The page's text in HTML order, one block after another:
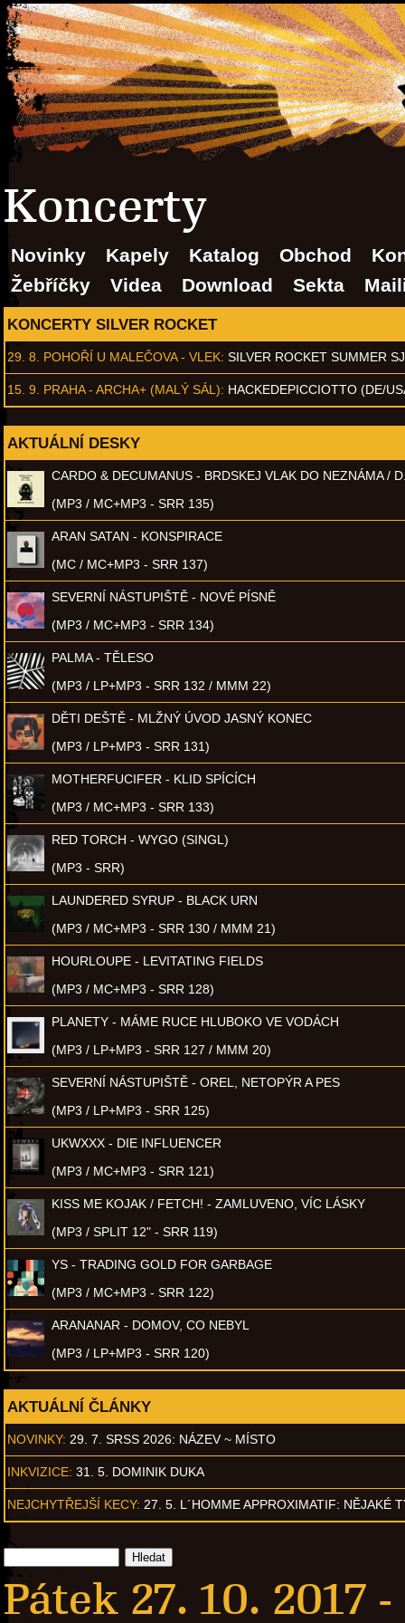
Koncerty
Novinky Kapely Katalog Obchod
Žebříčky
Videa Download Sekta
KONCERTY SILVER ROCKET
29. 8. POHOŘÍ U MALEČOVA - VLEK: SILVER ROCKET SUMMER
15. 9. PRAHA - ARCHA+ (MALÝ SÁL): HACKEDEPICCIOTTO (DE/
AKTUÁLNÍ DESKY
CARDO & DECUMANUS - BRDSKEJ VLAK DO NEZNÁMA /
(MP3 / MC+MP3 - SRR 135)
ARAN SATAN - KONSPIRACE
(MC / MC+MP3 - SRR 137)
SEVERNÍ NÁSTUPIŠTĚ - NOVÉ PÍSNĚ
(MP3 / MC+MP3 - SRR 134)
PALMA - TĚLESO
(MP3 / LP+MP3 - SRR 132 / MMM 22)
DĚTI DEŠTĚ - MLŽNÝ ÚVOD JASNÝ KONEC
(MP3 / LP+MP3 - SRR 131)
MOTHERFUCIFER - KLID SPÍCÍCH
(MP3 / MC+MP3 - SRR 133)
RED TORCH - WYGO (SINGL)
(MP3 - SRR)
LAUNDERED SYRUP - BLACK URN
(MP3 / MC+MP3 - SRR 130 / MMM 21)
HOURLOUPE - LEVITATING FIELDS
(MP3 / MC+MP3 - SRR 128)
PLANETY - MÁME RUCE HLUBOKO VE VODÁCH
(MP3 / LP+MP3 - SRR 127 / MMM 20)
SEVERNÍ NÁSTUPIŠTĚ - OREL, NETOPÝR A PES
(MP3 / LP+MP3 - SRR 125)
UKWXXX - DIE INFLUENCER
(MP3 / MC+MP3 - SRR 121)
KISS ME KOJAK / FETCH! - ZAMLUVENO, VÍC LÁSKY
(MP3 / SPLIT 12" - SRR 119)
YS - TRADING GOLD FOR GARBAGE
(MP3 / MC+MP3 - SRR 122)
ARANANAR - DOMOV, CO NEBYL
(MP3 / LP+MP3 - SRR 120)
AKTUÁLNÍ ČLÁNKY
NOVINKY: 29. 7. SRSS 2026: NÁZEV ~ MÍSTO
INKVIZICE: 31. 5. DOMINIK DUKA
NEJCHYTŘEJŠÍ KECY: 27. 5. L´HOMME APPROXIMATIF: NĚJAKÉ
Pátek 27. 10. 2017 -